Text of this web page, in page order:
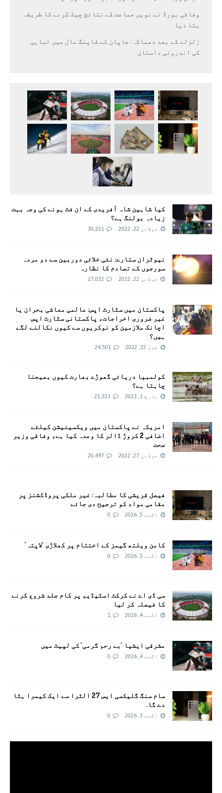
وفاقی بورڈ نے نویں جماعت کے نتائج چیک کرنے کا طریقہ
بتا دیا
زلزلے کے بعد دھماکہ: جاپان کے شاپنگ مال میں تباہی
کی اندرونی داستان
کیا شاہین شاہ آفریدی کے ان فٹ ہونے کی وجہ بہت
زیادہ بولنگ ہے؟
جولائی 22, 2022 30,251
نیوٹران ستارے: نئی خلائی دوربین سے دو مردہ
سورجوں کے تصادم کا نظارہ
جولائی 22, 2022 27,032
پاکستان میں سٹارٹ اپس: عالمی معاشی بحران یا
غیر ضروری اخراجات، پاکستانی سٹارٹ اپس
اچانک ملازمین کو نوکریوں سے کیوں نکالنے لگے
ہیں؟
جون 15, 2022 24,501
کولمبیا دریائی گھوڑے بھارت کیوں بھیجنا
چاہتا ہے؟
مارچ 3, 2023 21,323
امريکہ نے پاکستان میں ویکسینیشن کیلئے
اضافی 2 کروڑ ڈالر کا وعدہ کیا ہے، وفاقی وزیر
صحت
جولائی 27, 2022 20,497
فیصل قریشی کا مطالبہ: غیر ملکی پروڈکشنز پر
مقامی مواد کو ترجیح دی جائے
اگست 5, 2026 0
کامن ویلتھ گیمز کے اختتام پر کھلاڑی ‘لاپتہ’
اگست 5, 2026 0
سی ڈی اے نے کرکٹ اسٹیڈیم پر کام جلد شروع کرنے
کا فیصلہ کر لیا
اگست 4, 2026 1
مشرقی ایشیا ‘بے رحم گرمی’ کی لپیٹ میں
اگست 4, 2026 0
سام سنگ گلیکسی ایس 27 الٹرا سے ایک کیمرا ہٹا
دے گا.
اگست 3, 2026 0